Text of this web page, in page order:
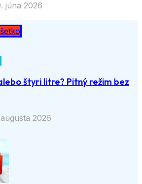
júna 2026
štyri litre? Pitný režim bez
2026